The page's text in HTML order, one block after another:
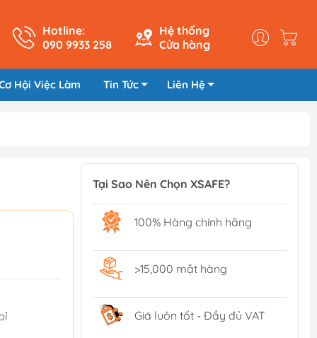
Hotline:
090 9933 258
Hệ thống
Cửa hàng
Hội Việc Làm Tin Tức Liên Hệ
Tại Sao Nên Chọn XSAFE?
100% Hàng chính hãng
>15,000 mặt hàng
Giá luôn tốt - Đầy đủ VAT